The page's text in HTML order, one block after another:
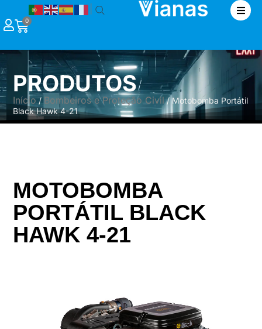
0
PRODUTOS
Início/ Bombeiros e Proteção Civil/ Motobomba Portátil
Black Hawk 4-21
MOTOBOMBA
PORTÁTIL BLACK
HAWK 4-21